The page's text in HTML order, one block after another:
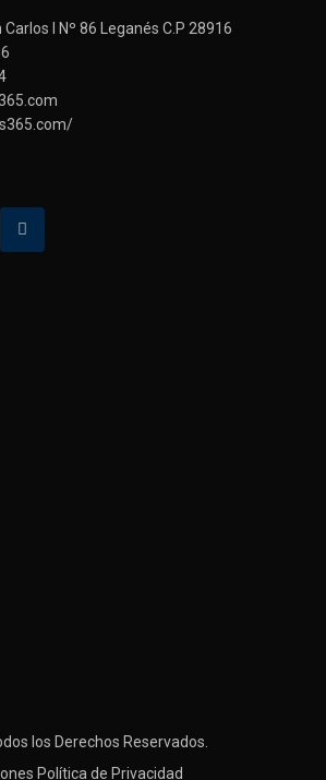
I Nº 86 Leganés C.P 28916
los Derechos Reservados.
Política de Privacidad